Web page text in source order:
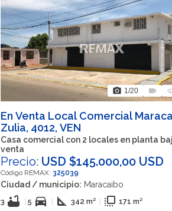
photo_camera 1/20 videocam
En Venta Local Comercial
Zulia, 4012, VEN
Casa comercial con 2 locales en planta
venta
Precio: USD $145.000,00 USD
Código REMAX: 325039
Ciudad / municipio: Maracaibo
3 bathtub | 5 directions_car | square_foot 342 m² | flip_to_front 171 m²